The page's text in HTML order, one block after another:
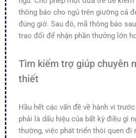
thông báo cho ngủ trên giường cả
đúng giờ. Sau đó, mã thông báo
trao đổi để nhận phần thưởng lớn
Tìm kiếm trợ giúp chuyên
thiết
Hầu hết các vấn đề về hành vi
phải là dấu hiệu của bất kỳ điều gì
thường, việc phát triển thói quen đi